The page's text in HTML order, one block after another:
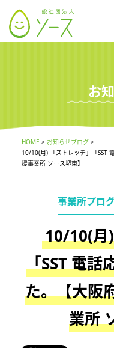
お
HOME
お知らせブログ
10/10(月) 「ストレッチ」「SST
援事業所 ソース堺東】
事業所プロ
10/10(月
「SST 電話
た。【大阪
業所